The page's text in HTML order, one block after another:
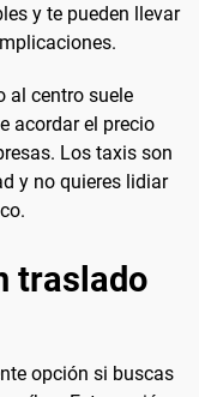
y te pueden llevar
al centro suele
acordar el precio
Los taxis son
y no quieres lidiar
traslado
opción si buscas